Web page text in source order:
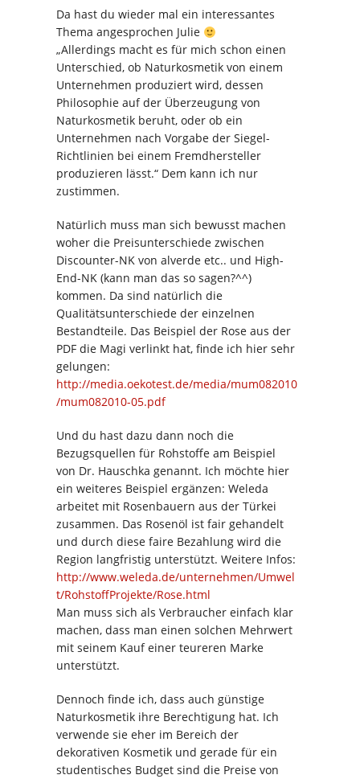
Da hast du wieder mal ein interessantes
Thema angesprochen Julie
„Allerdings macht es für mich schon einen
Unterschied, ob Naturkosmetik von einem
Unternehmen produziert wird, dessen
Philosophie auf der Überzeugung von
Naturkosmetik beruht, oder ob ein
Unternehmen nach Vorgabe der Siegel-
Richtlinien bei einem Fremdhersteller
produzieren lässt.“ Dem kann ich nur
zustimmen.
Natürlich muss man sich bewusst machen
woher die Preisunterschiede zwischen
Discounter-NK von alverde etc.. und High-
End-NK (kann man das so sagen?^^)
kommen. Da sind natürlich die
Qualitätsunterschiede der einzelnen
Bestandteile. Das Beispiel der Rose aus der
PDF die Magi verlinkt hat, finde ich hier sehr
gelungen:
http://media.oekotest.de/media/mum082010
/mum082010-05.pdf
Und du hast dazu dann noch die
Bezugsquellen für Rohstoffe am Beispiel
von Dr. Hauschka genannt. Ich möchte hier
ein weiteres Beispiel ergänzen: Weleda
arbeitet mit Rosenbauern aus der Türkei
zusammen. Das Rosenöl ist fair gehandelt
und durch diese faire Bezahlung wird die
Region langfristig unterstützt. Weitere Infos:
http://www.weleda.de/unternehmen/Umwel
t/RohstoffProjekte/Rose.html
Man muss sich als Verbraucher einfach klar
machen, dass man einen solchen Mehrwert
mit seinem Kauf einer teureren Marke
unterstützt.
Dennoch finde ich, dass auch günstige
Naturkosmetik ihre Berechtigung hat. Ich
verwende sie eher im Bereich der
dekorativen Kosmetik und gerade für ein
studentisches Budget sind die Preise von